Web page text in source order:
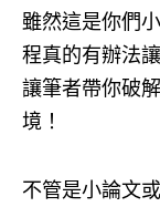
雖然這是你們
程真的有辦法
讓筆者帶你破
境！
不管是小論文